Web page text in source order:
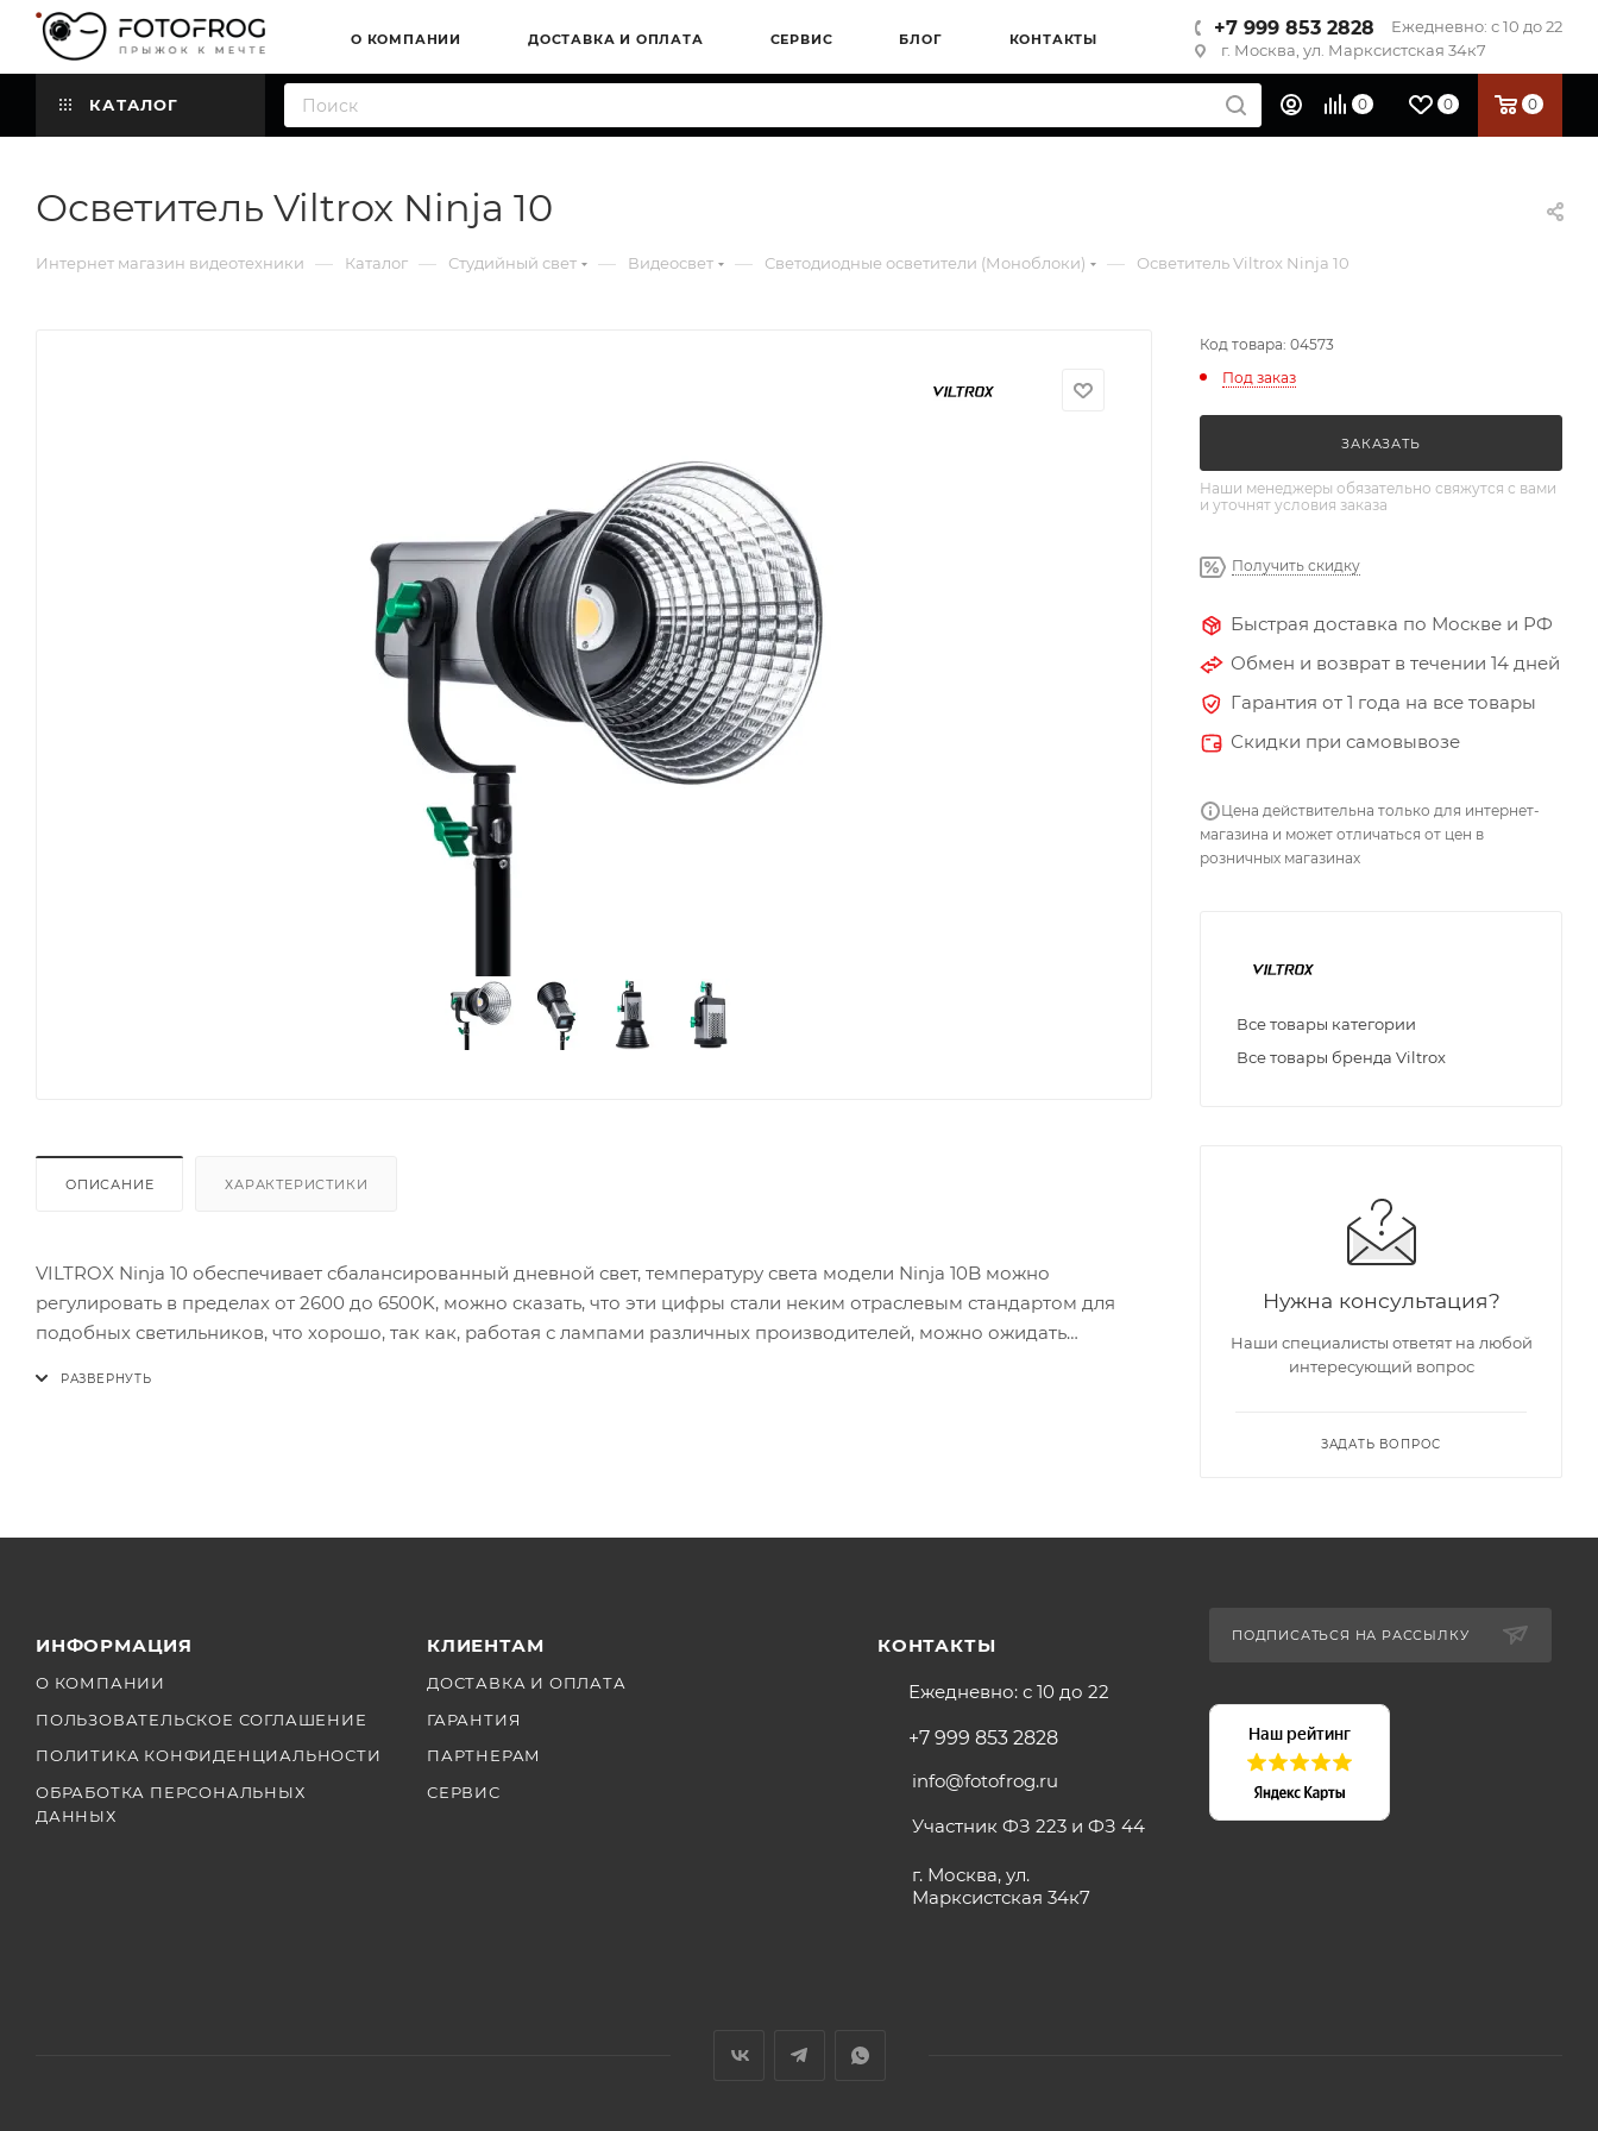
О КОМПАНИИ ДОСТАВКА И ОПЛАТА СЕРВИС БЛОГ КОНТАКТЫ
+7 999 853 2828
Ежедневно: с 10 до 22
г. Москва, ул. Марксистская 34к7
КАТАЛОГ 0 0 0
Осветитель Viltrox Ninja 10
Интернет магазин видеотехники — Каталог — Студийный свет — Видеосвет — Светодиодные осветители (Моноблоки) — Осветитель Viltrox Ninja 10
ОПИСАНИЕ ХАРАКТЕРИСТИКИ
VILTROX Ninja 10 обеспечивает сбалансированный дневной свет, температуру света модели Ninja 10B можно
регулировать в пределах от 2600 до 6500K, можно сказать, что эти цифры стали неким отраслевым стандартом для
подобных светильников, что хорошо, так как, работая с лампами различных производителей, можно ожидать
Код товара: 04573
Под заказ
ЗАКАЗАТЬ
Наши менеджеры обязательно свяжутся с вами
и уточнят условия заказа
Получить скидку
Быстрая доставка по Москве и РФ
Обмен и возврат в течении 14 дней
Гарантия от 1 года на все товары
Скидки при самовывозе
Цена действительна только для интернет-
магазина и может отличаться от цен в
розничных магазинах
Все товары категории
Все товары бренда Viltrox
Нужна консультация?
Наши специалисты ответят на любой
интересующий вопрос
ЗАДАТЬ ВОПРОС
ИНФОРМАЦИЯ
О КОМПАНИИ
ПОЛЬЗОВАТЕЛЬСКОЕ СОГЛАШЕНИЕ
ПОЛИТИКА КОНФИДЕНЦИАЛЬНОСТИ
ОБРАБОТКА ПЕРСОНАЛЬНЫХ
ДАННЫХ
КЛИЕНТАМ
ДОСТАВКА И ОПЛАТА
ГАРАНТИЯ
ПАРТНЕРАМ
СЕРВИС
КОНТАКТЫ
Ежедневно: с 10 до 22
+7 999 853 2828
info@fotofrog.ru
Участник ФЗ 223 и ФЗ 44
г. Москва, ул.
Марксистская 34к7
ПОДПИСАТЬСЯ НА РАССЫЛКУ